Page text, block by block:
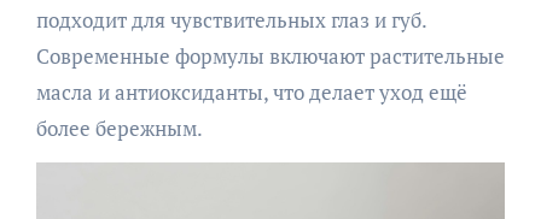
подходит для чувствительных глаз и губ.
Современные формулы включают растительные
масла и антиоксиданты, что делает уход ещё
более бережным.